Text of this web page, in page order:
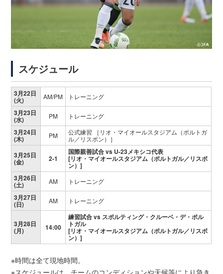
スケジュール
3月22日
(火) AM/PM トレーニング
3月23日
(水) PM トレーニング
3月24日
(木) PM
公式練習 ［リオ・マイオールスタジアム（ポルトガ
ル／リスボン）］
3月25日
(金) 2-1
国際親善試合 vs U-23メキシコ代表
[リオ・マイオールスタジアム（ポルトガル／リスボ
ン）]
3月26日
(土) AM トレーニング
3月27日
(日) AM トレーニング
3月28日
(月) 14:00
練習試合 vs スポルティング・クルーベ・デ・ポル
トガル
[リオ・マイオールスタジアム（ポルトガル／リスボ
ン）]
※時間は全て現地時間。